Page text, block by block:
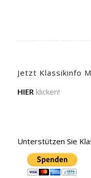
Jetzt Klassikinfo
HIER klicken!
Unterstützen Sie